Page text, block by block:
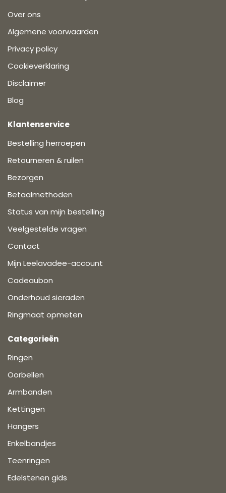
Over ons
Algemene voorwaarden
Privacy policy
Cookieverklaring
Disclaimer
Blog
Klantenservice
Bestelling herroepen
Retourneren & ruilen
Bezorgen
Betaalmethoden
Status van mijn bestelling
Veelgestelde vragen
Contact
Mijn Leelavadee-account
Cadeaubon
Onderhoud sieraden
Ringmaat opmeten
Categorieën
Ringen
Oorbellen
Armbanden
Kettingen
Hangers
Enkelbandjes
Teenringen
Edelstenen gids